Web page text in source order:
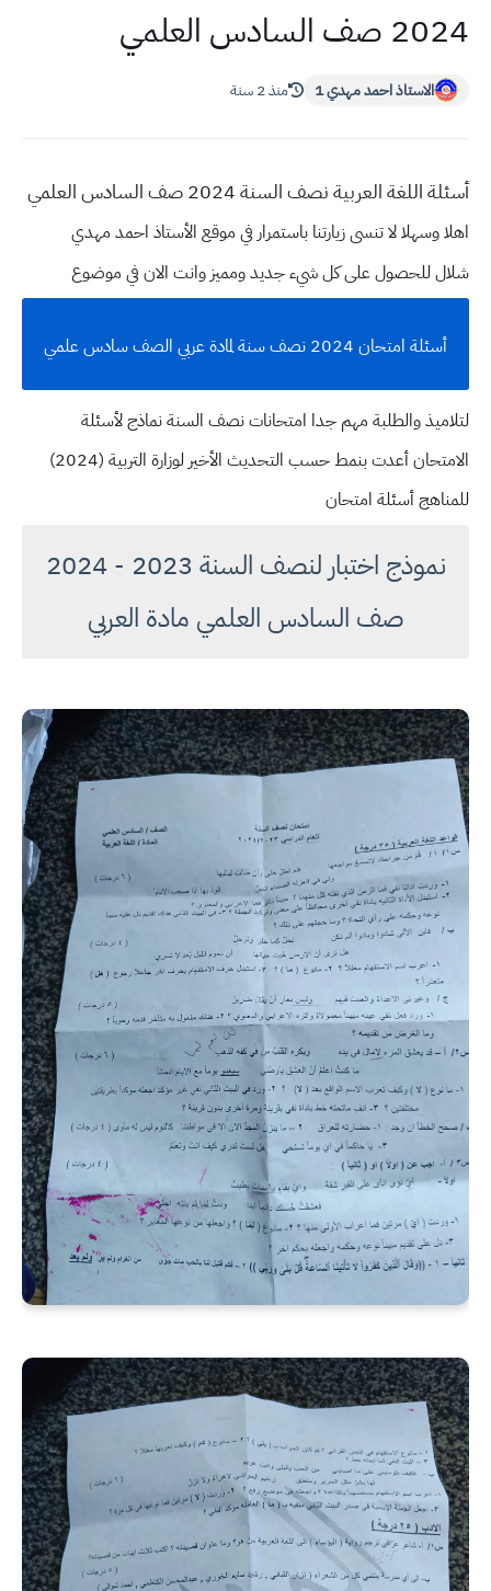
2024 صف السادس العلمي
الاستاذ احمد مهدي 1 منذ 2 سنة
أسئلة اللغة العربية نصف السنة 2024 صف السادس العلمي
اهلا وسهلالا تنسى زيارتنا باستمرار في موقع الأستاذ احمد مهدي
شلال للحصول على كل شيء جديد ومميز وانت الان في موضوع
أسئلة امتحان 2024 نصف سنة لمادة عربي الصف سادس علمي
لتلاميذ والطلبة مهم جدا امتحانات نصف السنة نماذج لأسئلة
الامتحان أعدت بنمط حسب التحديث الأخير لوزارة التربية (2024)
للمناهج أسئلة امتحان
نموذج اختبار لنصف السنة 2023 - 2024
صف السادس العلمي مادة العربي